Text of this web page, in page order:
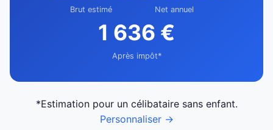
Brut estimé Net annuel
1 636 €
Après impôt*
*Estimation pour un célibataire sans enfant.
Personnaliser →